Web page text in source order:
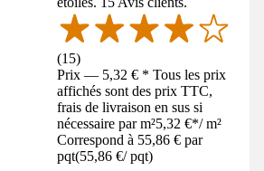
(15)
Prix — 5,32 € * Tous les prix
affichés sont des prix TTC,
frais de livraison en sus si
nécessaire par m²5,32 €*/ m²
Correspond à 55,86 € par
pqt(55,86 €/ pqt)